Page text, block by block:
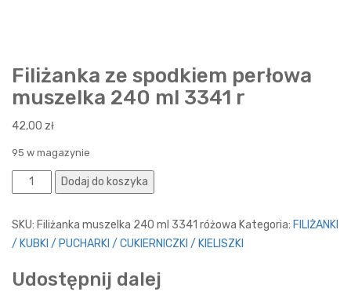
Filiżanka ze spodkiem perłowa
muszelka 240 ml 3341 r
42,00 zł
95 w magazynie
Ilość Dodaj do koszyka
SKU: Filiżanka muszelka 240 ml 3341 różowa Kategoria: FILIŻANKI
/ KUBKI / PUCHARKI / CUKIERNICZKI / KIELISZKI
Udostępnij dalej